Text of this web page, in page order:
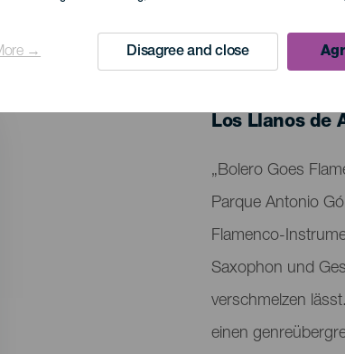
→ Disagree and closeVERGANGENE
Localidad
Los Llanos de
Descripción
del
evento
„Bolero Goes
Parque Antonio
Flamenco-
Saxophon und
verschmelzen
einen